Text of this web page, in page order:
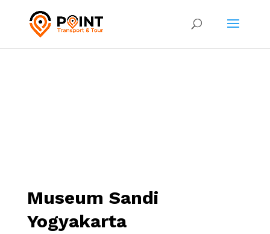
Museum Sandi
Yogyakarta